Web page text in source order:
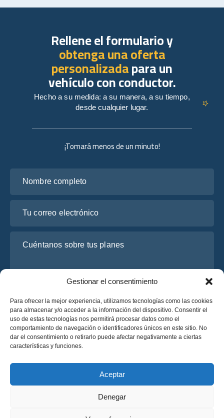
Gestionar el consentimiento
Para ofrecer la mejor experiencia, utilizamos tecnologías como las cookies
para almacenar y/o acceder a la información del dispositivo. Consentir el
uso de estas tecnologías nos permitirá procesar datos como el
comportamiento de navegación o identificadores únicos en este sitio. No
dar el consentimiento o retirarlo puede afectar negativamente a ciertas
características y funciones.
Aceptar
Denegar
¡Tomará menos de un minuto!
He leído y acepto laPolítica de Privacidadde OsaBus.
Solicite un presupuesto
Solicite un presupuesto
Rellene el formulario y
obtenga una oferta
personalizadapara un
vehículo con conductor.
Hecho a su medida: a su manera, a su tiempo,
desde cualquier lugar.